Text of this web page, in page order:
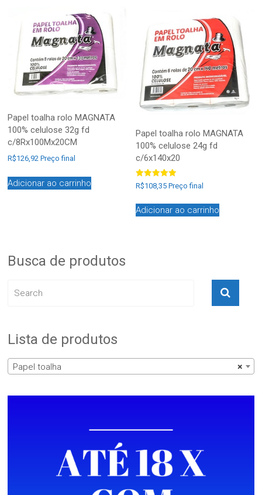
Papel toalha rolo MAGNATA
100% celulose 32g fd
c/8Rx100Mx20CM
R$126,92 Preço final
Adicionar ao carrinho
Papel toalha rolo MAGNATA
100% celulose 24g fd
c/6x140x20
Avaliação
5.00
R$108,35 Preço final
Adicionar ao carrinho
Busca de produtos
Lista de produtos
×
Papel toalha